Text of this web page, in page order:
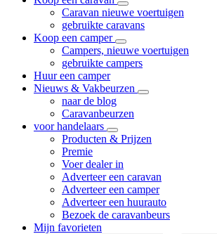
Caravan nieuwe voertuigen
gebruikte caravans
Koop een camper
Campers, nieuwe voertuigen
gebruikte campers
Huur een camper
Nieuws & Vakbeurzen
naar de blog
Caravanbeurzen
voor handelaars
Producten & Prijzen
Premie
Voer dealer in
Adverteer een caravan
Adverteer een camper
Adverteer een huurauto
Bezoek de caravanbeurs
Mijn favorieten